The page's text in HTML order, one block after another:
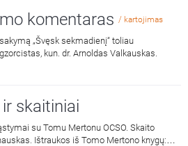
komentaras / kartojimas
„Švęsk sekmadienį“ toliau
kun. dr. Arnoldas Valkauskas.
skaitiniai
su Tomu Mertonu OCSO. Skaito
Ištraukos iš Tomo Mertono knygų: